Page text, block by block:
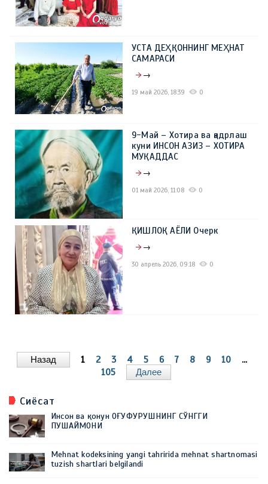
УСТА ДЕҲҚОННИНГ МЕҲНАТ
САМАРАСИ
→
19 май 2026, 18:39 0
9-Май – Хотира ва қадрлаш
куни ИНСОН АЗИЗ – ХОТИРА
МУҚАДДАС
→
01 май 2026, 11:08 0
ҚИШЛОҚ АЁЛИ Очерк
→
30 апрель 2026, 09:18 0
Назад 1 2 3 4 5 6 7 8 9 10
...
105
Далее
Сиёсат
Инсон ва қонун ОҒУФУРУШНИНГ СЎНГГИ
ПУШАЙМОНИ
Mehnat kodeksining yangi tahririda mehnat shartnomasi
tuzish shartlari belgilandi